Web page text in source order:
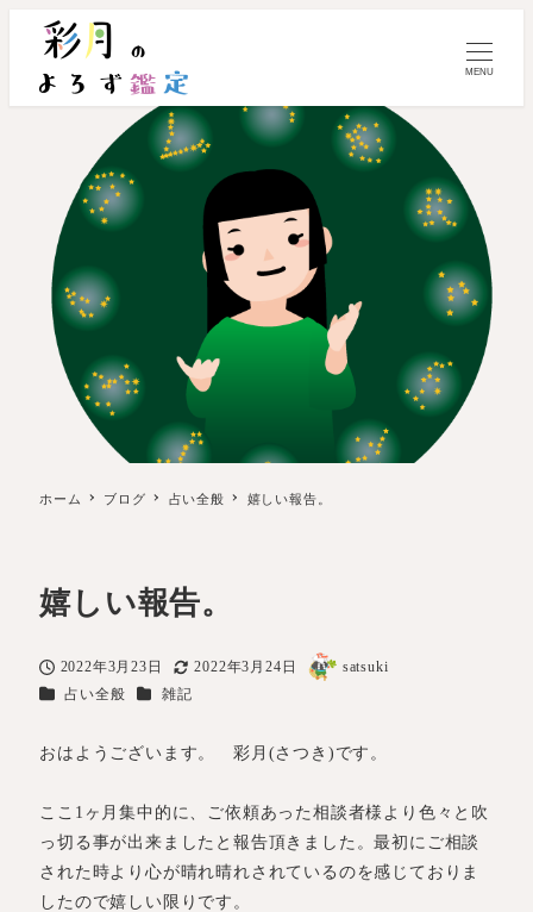
MENU
ホーム ブログ 占い全般 嬉しい報告。
嬉しい報告。
投稿日
2022年3月23日
更新日
2022年3月24日
著
satsuki
カテゴリー
占い全般 カテゴリー
雑記
おはようございます。 彩月(さつき)です。
ここ1ヶ月集中的に、ご依頼あった相談者様より色々と吹
っ切る事が出来ましたと報告頂きました。最初にご相談
された時より心が晴れ晴れされているのを感じておりま
したので嬉しい限りです。